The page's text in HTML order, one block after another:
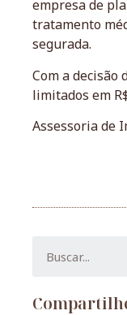
empresa de
tratamento
segurada.
Com a decisão
limitados em
Assessoria de